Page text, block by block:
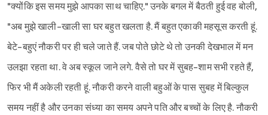
"क्योंकि इस समय मुझे आपका साथ चाहिए." उनके बगल में बैठती हुई वह बोली,
"अब मुझे खाली-खाली सा घर बहुत खलता है. मैं बहुत एकाकी महसूस करती हूं.
बेटे-बहुएं नौकरी पर ही चले जाते हैं. जब पोते छोटे थे तो उनकी देखभाल में मन
उलझा रहता था. वे अब स्कूल जाने लगे. वैसे तो घर में सुबह-शाम सभी रहते हैं,
फिर भी मैं अकेली रहती हूं. नौकरी करने वाली बहुओं के पास सुबह में बिल्कुल
समय नहीं है और उनका संध्या का समय अपने पति और बच्चों के लिए है. नौकरी